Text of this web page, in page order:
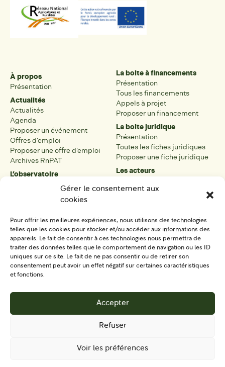
Gérer le consentement aux
cookies
Pour offrir les meilleures expériences, nous utilisons des technologies
telles que les cookies pour stocker et/ou accéder aux informations des
appareils. Le fait de consentir à ces technologies nous permettra de
traiter des données telles que le comportement de navigation ou les ID
uniques sur ce site. Le fait de ne pas consentir ou de retirer son
consentement peut avoir un effet négatif sur certaines caractéristiques
et fonctions.
Accepter
Refuser
Voir les préférences
À propos
Présentation
Actualités
Actualités
Agenda
Proposer un événement
Offres d’emploi
Proposer une offre d’emploi
Archives RnPAT
L’observatoire
Présentation de l’observatoire
La boîte à outils
Présentation
Tous les outils
Proposer un outil
La boite à financements
Présentation
Tous les financements
Appels à projet
Proposer un financement
La boite juridique
Présentation
Toutes les fiches juridiques
Proposer une fiche juridique
Les acteurs
Tous les acteurs
CONTACT
S'IMPLIQUER